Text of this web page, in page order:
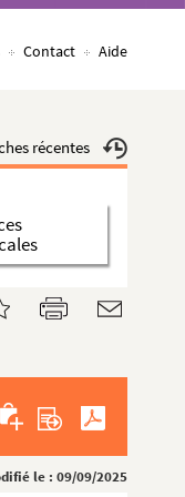
Contact Aide
récentes
le : 09/09/2025